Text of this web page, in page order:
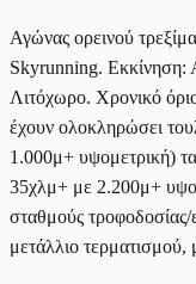
Αγώνας ορεινού
Skyrunning. Εκκίνηση:
Λιτόχωρο. Χρονικό
έχουν ολοκληρώσει
1.000μ+ υψομετρική)
35χλμ+ με 2.200μ+
σταθμούς
μετάλλιο